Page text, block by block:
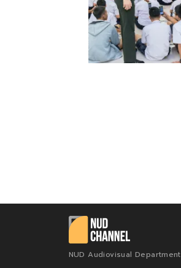
NUD Audiovisual Department